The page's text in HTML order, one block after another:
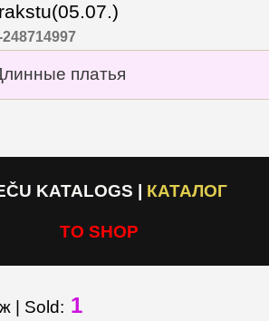
248714997
платья
KATALOGS КАТАЛОГ
TO SHOP
| Sold: 1